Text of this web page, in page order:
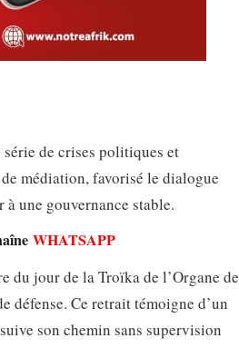
série de crises politiques et
médiation, favorisé le dialogue
une gouvernance stable.
WHATSAPP
du jour de la Troïka de l’Organe de
défense. Ce retrait témoigne d’un
son chemin sans supervision